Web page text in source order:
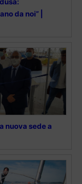
da noi” |
nuova sede a